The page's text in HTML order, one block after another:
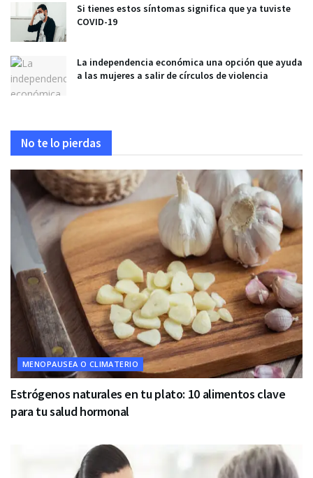
Si tienes estos síntomas significa que ya tuviste
COVID-19
La independencia económica una opción que ayuda
a las mujeres a salir de círculos de violencia
No te lo pierdas
MENOPAUSEA O CLIMATERIO
Estrógenos naturales en tu plato: 10 alimentos clave
para tu salud hormonal